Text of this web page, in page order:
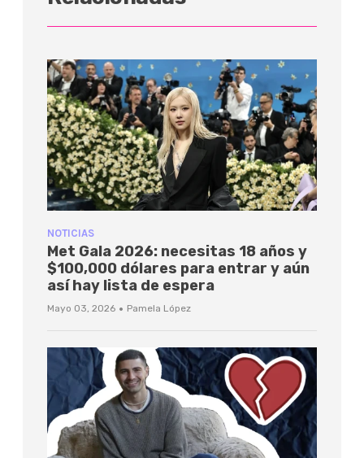
NOTICIAS
Met Gala 2026: necesitas 18 años y
$100,000 dólares para entrar y aún
así hay lista de espera
Mayo 03, 2026 · Pamela López